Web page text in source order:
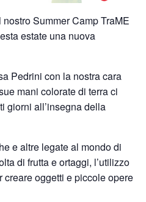
Summer Camp TraME
estate una nuova
Pedrini con la nostra cara
mani colorate di terra ci
giorni all’insegna della
e altre legate al mondo di
di frutta e ortaggi, l’utilizzo
oggetti e piccole opere